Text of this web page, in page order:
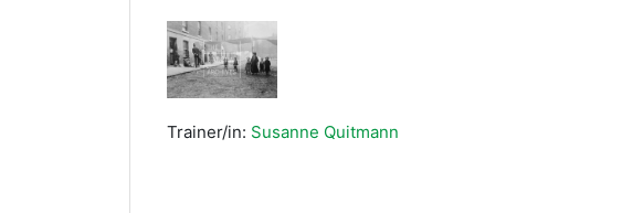
Trainer/in: Susanne Quitmann